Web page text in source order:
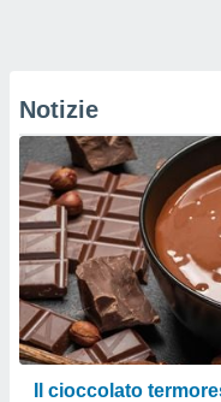
Notizie
Il cioccolato